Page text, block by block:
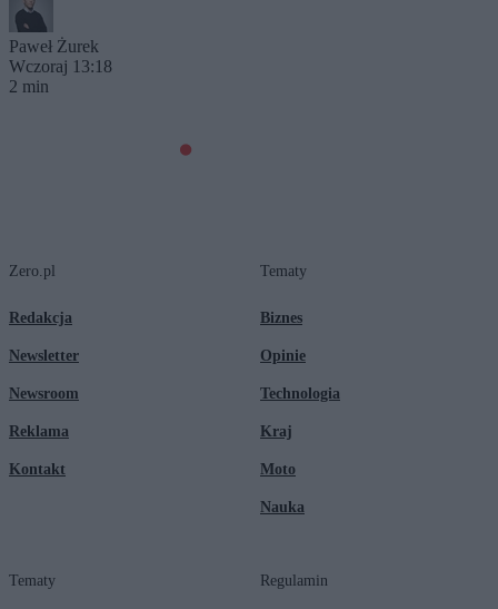
Paweł Żurek
Wczoraj 13:18
2 min
Zero.pl
Redakcja
Newsletter
Newsroom
Reklama
Kontakt
Tematy
Biznes
Opinie
Technologia
Kraj
Moto
Nauka
Tematy Regulamin